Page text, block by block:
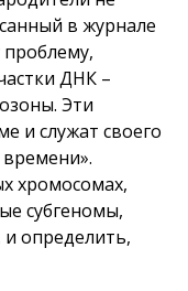
в журнале
ДНК –
Эти
и служат своего
хромосомах,
субгеномы,
определить,